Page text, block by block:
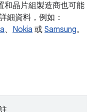
和晶片組製造商也可能
細資料，例如：
、 Nokia 或 Samsung。